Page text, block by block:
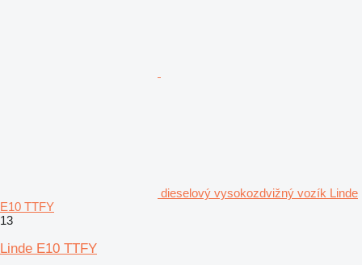
dieselový vysokozdvižný vozík Linde
E10 TTFY
13
Linde E10 TTFY